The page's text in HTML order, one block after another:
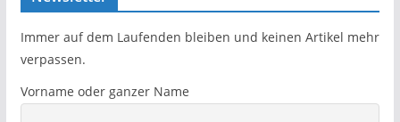
Immer auf dem Laufenden bleiben und keinen Artikel mehr
verpassen.
Vorname oder ganzer Name